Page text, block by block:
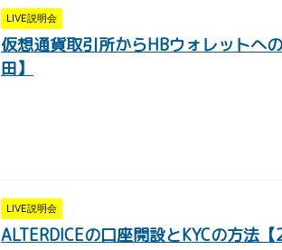
LIVE説明会
仮想通貨取引所からHBウォレットへ
田】
LIVE説明会
ALTERDICEの口座開設とKYCの方法